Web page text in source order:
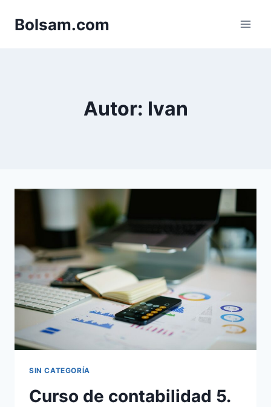
Bolsam.com
Autor: Ivan
SIN CATEGORÍA
Curso de contabilidad 5.